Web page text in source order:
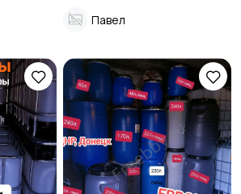
Павел